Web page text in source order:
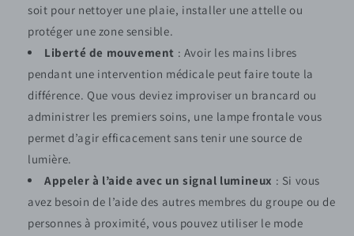
soit pour nettoyer une plaie, installer une attelle ou
protéger une zone sensible.
Liberté de mouvement : Avoir les mains libres
pendant une intervention médicale peut faire toute la
différence. Que vous deviez improviser un brancard ou
administrer les premiers soins, une lampe frontale vous
permet d’agir efficacement sans tenir une source de
lumière.
Appeler à l’aide avec un signal lumineux : Si vous
avez besoin de l’aide des autres membres du groupe ou de
personnes à proximité, vous pouvez utiliser le mode